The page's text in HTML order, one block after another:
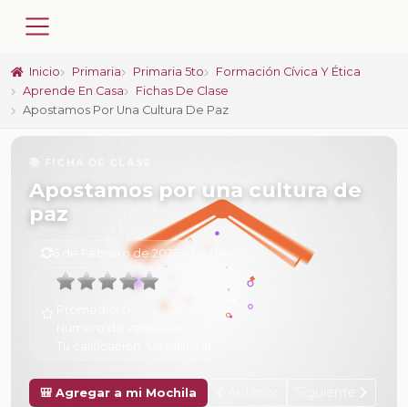
Inicio Primaria Primaria 5to
Formación Cívica Y Ética
Aprende En Casa
Fichas De Clase
Apostamos Por Una Cultura De Paz
Apostamos por una cultura de
paz
6 de Febrero de 2025 a las 15:40
🎒 Agregar a mi Mochila